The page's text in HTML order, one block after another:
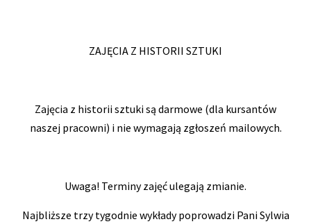
ZAJĘCIA Z HISTORII SZTUKI
Zajęcia z historii sztuki są darmowe (dla kursantów
naszej pracowni) i nie wymagają zgłoszeń mailowych.
Uwaga! Terminy zajęć ulegają zmianie.
Najbliższe trzy tygodnie wykłady poprowadzi Pani Sylwia